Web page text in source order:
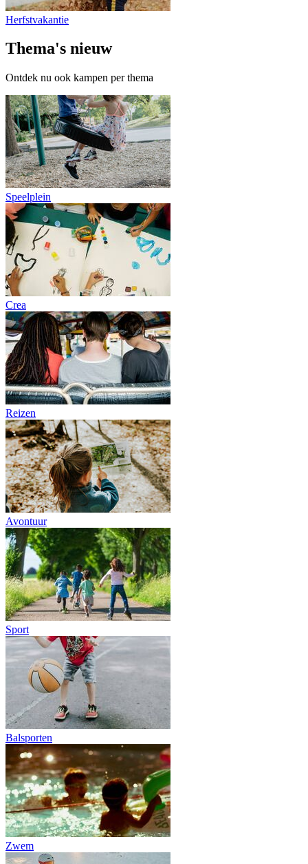
Herfstvakantie
Thema's nieuw
Ontdek nu ook kampen per thema
Speelplein
Crea
Reizen
Avontuur
Sport
Balsporten
Zwem